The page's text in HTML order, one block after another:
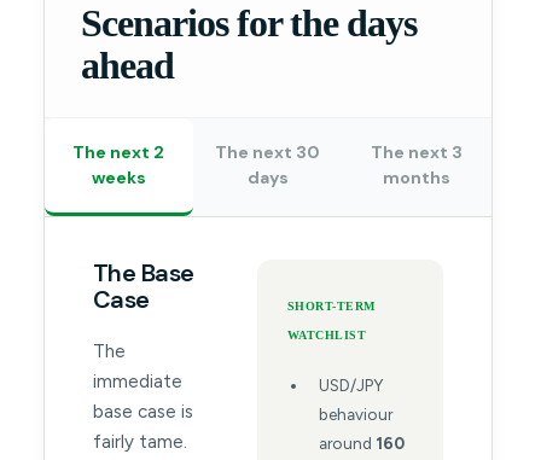
Scenarios for the days
ahead
The next 2
weeks
The next 30
days
The next 3
months
The Base
Case
The
immediate
base case is
fairly tame.
SHORT-TERM
WATCHLIST
USD/JPY
behaviour
around 160